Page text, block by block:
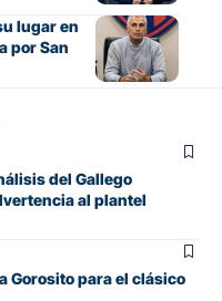
lugar en
por San
del Gallego
al plantel
Gorosito para el clásico